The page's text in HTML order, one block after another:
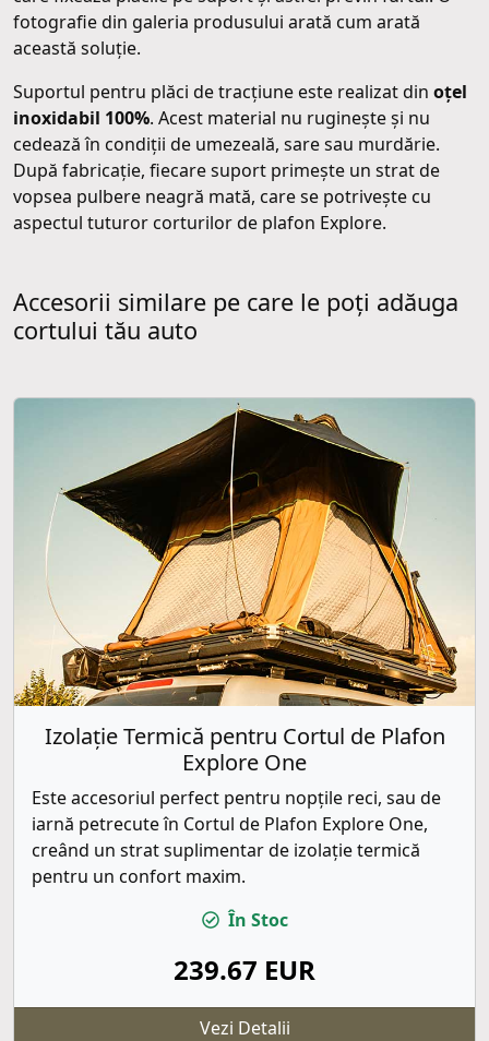
fotografie din galeria produsului arată cum arată
această soluție.
Suportul pentru plăci de tracțiune este realizat din oțel
inoxidabil 100%. Acest material nu ruginește și nu
cedează în condiții de umezeală, sare sau murdărie.
După fabricație, fiecare suport primește un strat de
vopsea pulbere neagră mată, care se potrivește cu
aspectul tuturor corturilor de plafon Explore.
Accesorii similare pe care le poți adăuga
cortului tău auto
Izolație Termică pentru Cortul de Plafon
Explore One
Este accesoriul perfect pentru nopțile reci, sau de
iarnă petrecute în Cortul de Plafon Explore One,
creând un strat suplimentar de izolație termică
pentru un confort maxim.
În Stoc
239.67 EUR
Vezi Detalii